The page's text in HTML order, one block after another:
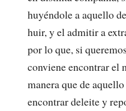
huyéndole a aquello
huir, y el admitir a
por lo que, si
conviene encontrar el
manera que de
encontrar deleite y